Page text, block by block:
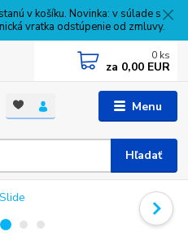
v košíku. Novinka: v súlade s
vratka odstúpenie od zmluvy.
Menu
Hľadať
0 ks
za 0,00 EUR